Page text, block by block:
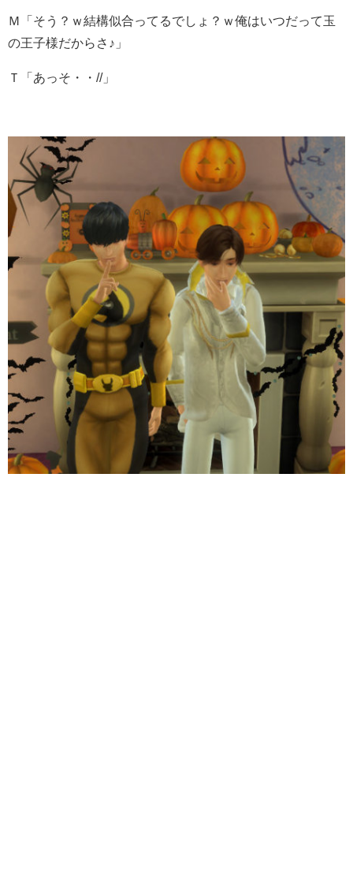
Ｍ「そう？ｗ結構似合ってるでしょ？ｗ俺はいつだって玉
の王子様だからさ♪」
Ｔ「あっそ・・//」